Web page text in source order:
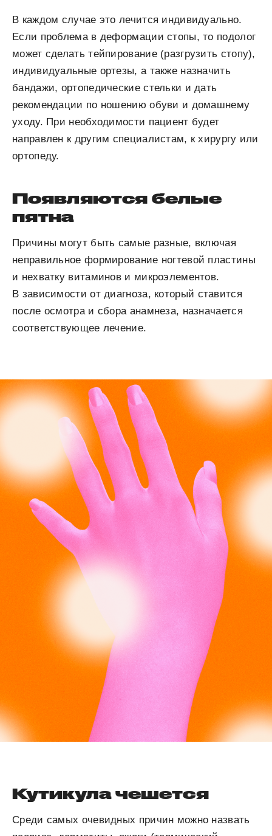
В каждом случае это лечится индивидуально.
Если проблема в деформации стопы, то подолог
может сделать тейпирование (разгрузить стопу),
индивидуальные ортезы, а также назначить
бандажи, ортопедические стельки и дать
рекомендации по ношению обуви и домашнему
уходу. При необходимости пациент будет
направлен к другим специалистам, к хирургу или
ортопеду.
Появляются белые
пятна
Причины могут быть самые разные, включая
неправильное формирование ногтевой пластины
и нехватку витаминов и микроэлементов.
В зависимости от диагноза, который ставится
после осмотра и сбора анамнеза, назначается
соответствующее лечение.
Кутикула чешется
Среди самых очевидных причин можно назвать